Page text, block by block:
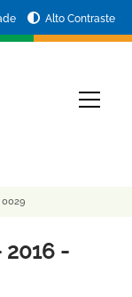
Alto Contraste
0029
2016 -